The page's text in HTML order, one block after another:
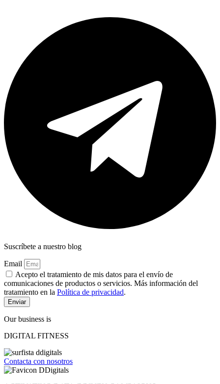
Suscríbete a nuestro blog
Email
Acepto el tratamiento de mis datos para el envío de
comunicaciones de productos o servicios. Más información del
tratamiento en la Política de privacidad.
Enviar
Our business is
DIGITAL FITNESS
Contacta con nosotros